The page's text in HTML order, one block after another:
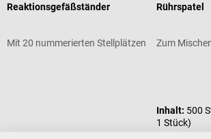
Reaktionsgefäßständer
Mit 20 nummerierten Stellplätzen
Rührspatel
Zum
Inhalt: 500
1 Stück)